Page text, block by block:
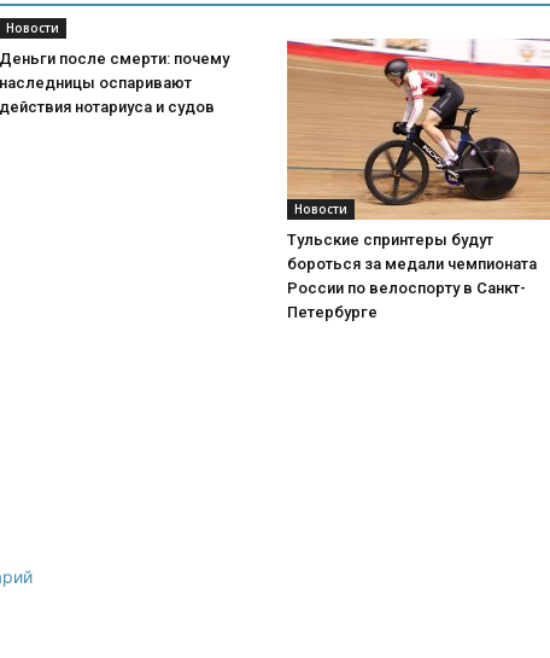
Новости
Деньги после смерти: почему
наследницы оспаривают
действия нотариуса и судов
Новости
Тульские спринтеры будут
бороться за медали чемпионата
России по велоспорту в Санкт-
Петербурге